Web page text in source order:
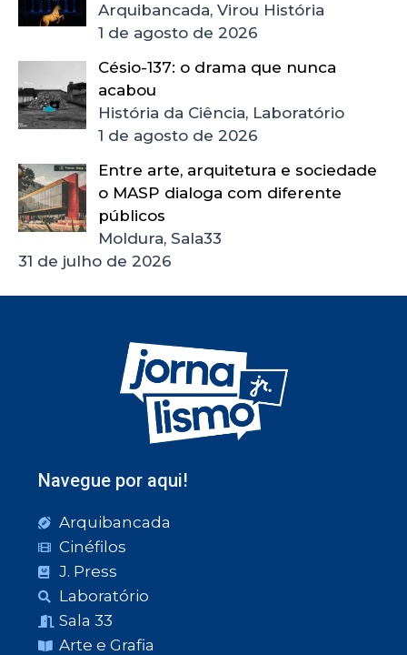
Arquibancada, Virou História
1 de agosto de 2026
Césio-137: o drama que nunca
acabou
História da Ciência, Laboratório
1 de agosto de 2026
Entre arte, arquitetura e sociedade
o MASP dialoga com diferente
públicos
Moldura, Sala33
31 de julho de 2026
Navegue por aqui!
Arquibancada
Cinéfilos
J. Press
Laboratório
Sala 33
Arte e Grafia